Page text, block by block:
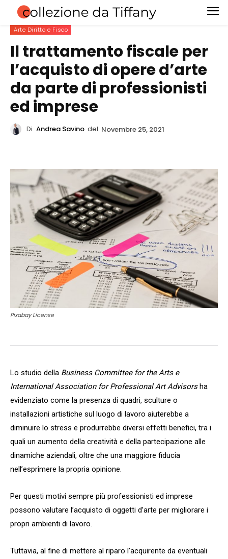
Arte Diritto e Fisco
Il trattamento fiscale per
l’acquisto di opere d’arte
da parte di professionisti
ed imprese
Di Andrea Savino del Novembre 25, 2021
Pixabay License
Lo studio della Business Committee for the Arts e
International Association for Professional Art Advisorsha
evidenziato come la presenza di quadri, sculture o
installazioni artistiche sul luogo di lavoro aiuterebbe a
diminuire lo stress e produrrebbe diversi effetti benefici, tra i
quali un aumento della creatività e della partecipazione alle
dinamiche aziendali, oltre che una maggiore fiducia
nell’esprimere la propria opinione.
Per questi motivi sempre più professionisti ed imprese
possono valutare l’acquisto di oggetti d’arte per migliorare i
propri ambienti di lavoro.
Tuttavia, al fine di mettere al riparo l’acquirente da eventuali